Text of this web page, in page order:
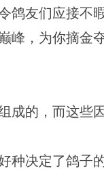
鸽友们应接不
峰，为你摘金
成的，而这些
种决定了鸽子